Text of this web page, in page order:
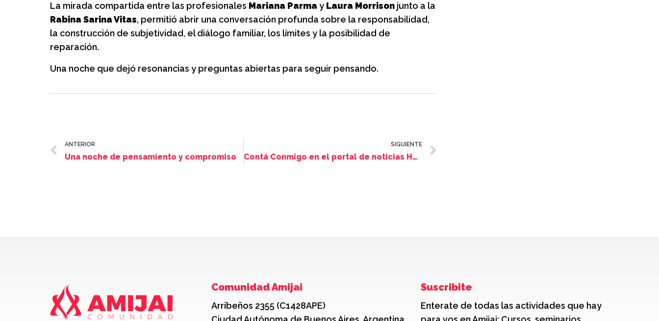
La mirada compartida entre las profesionales Mariana Parma y Laura Morrison junto a la
Rabina Sarina Vitas, permitió abrir una conversación profunda sobre la responsabilidad,
la construcción de subjetividad, el diálogo familiar, los límites y la posibilidad de
reparación.
Una noche que dejó resonancias y preguntas abiertas para seguir pensando.
ANTERIOR
Una noche de pensamiento y compromiso
SIGUIENTE
Contá Conmigo en el portal de noticias Hoy Día Córdoba
Comunidad Amijai
Arribeños 2355 (C1428APE)
Suscribite
Enterate de todas las actividades que hay